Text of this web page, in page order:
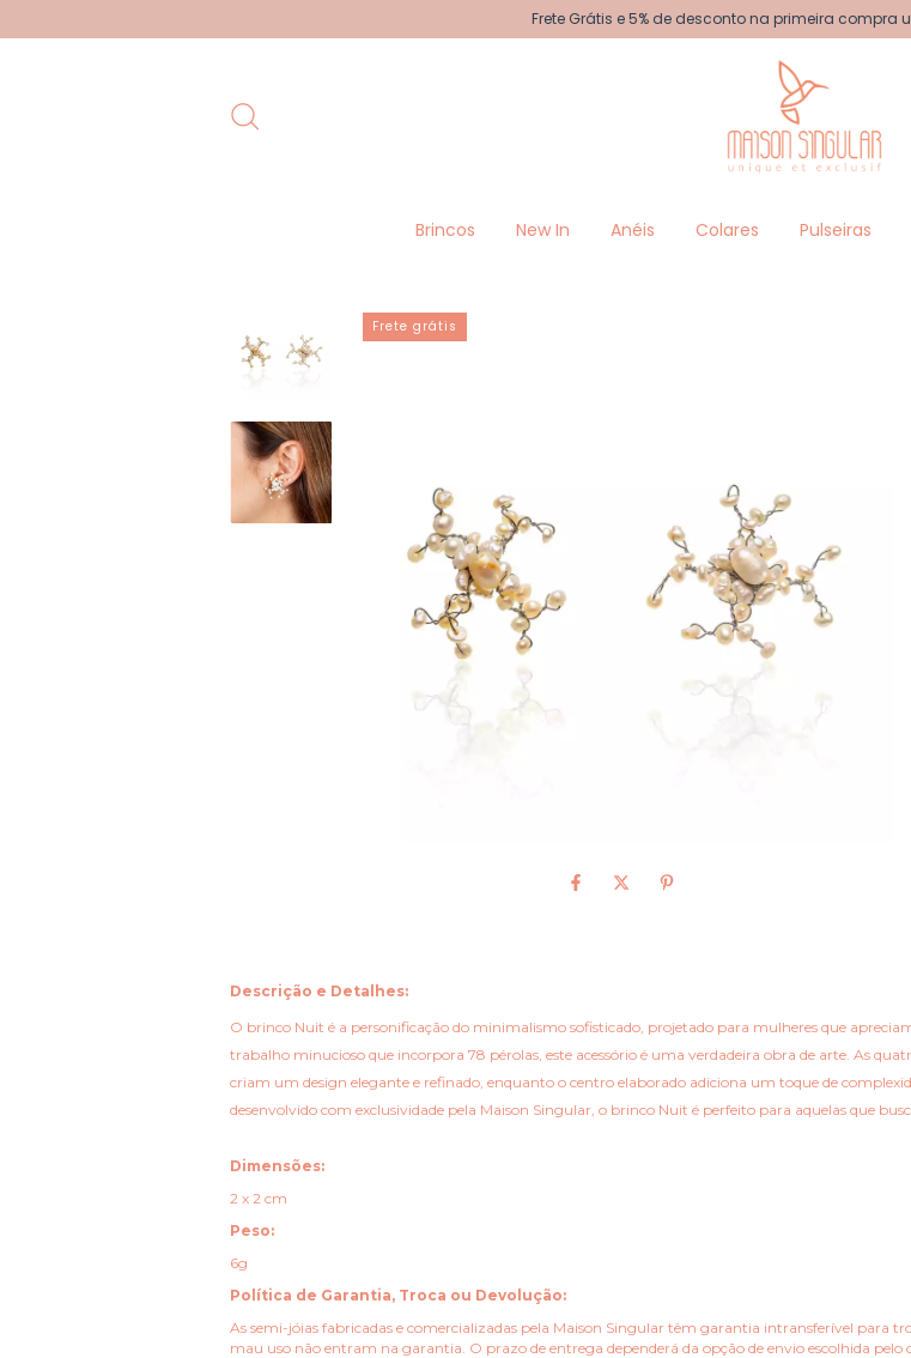
Frete Grátis e 5% de desconto na primeira
Brincos New In Anéis Colares Pulseiras
Frete grátis
Descrição e Detalhes:
O brinco Nuit é a personificação do minimalismo sofisticado, projetado para mulheres que
trabalho minucioso que incorpora 78 pérolas, este acessório é uma verdadeira obra de arte. As
criam um design elegante e refinado, enquanto o centro elaborado adiciona um toque de
desenvolvido com exclusividade pela Maison Singular, o brinco Nuit é perfeito para aquelas que
Dimensões:
2 x 2 cm
Peso:
6g
Política de Garantia, Troca ou Devolução:
As semi-jóias fabricadas e comercializadas pela Maison Singular têm garantia intransferível para
mau uso não entram na garantia. O prazo de entrega dependerá da opção de envio escolhida